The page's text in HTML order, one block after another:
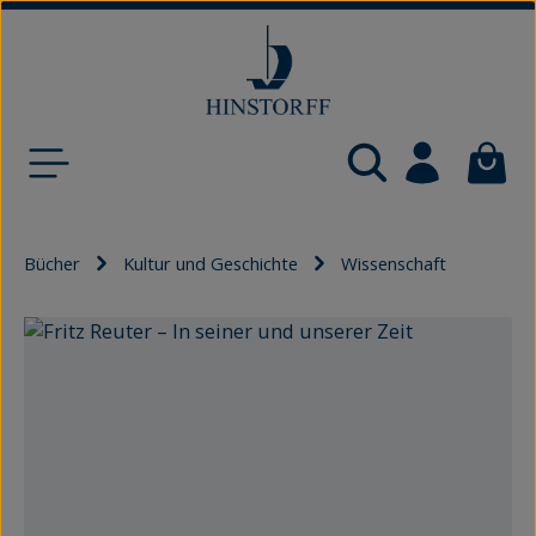
Bücher Kultur und Geschichte Wissenschaft
Bildergalerie überspringen